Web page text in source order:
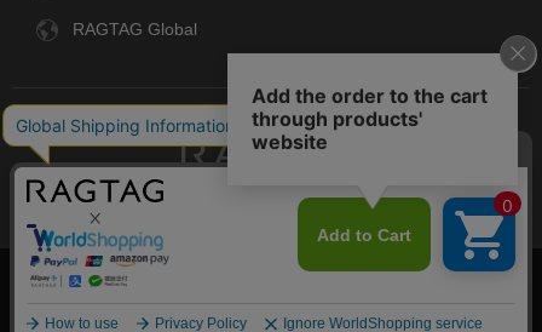
RAGTAG Global
デザイナーズブランドのユーズド・セレクトショップ
COPYRIGHT© TIN PAN ALLEY CO., LTD. ALL RIGHTS RESERVED.